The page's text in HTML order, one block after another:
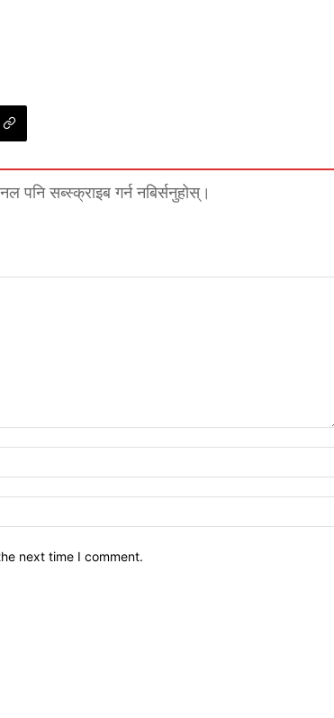
पनि सब्स्क्राइब गर्न नबिर्सनुहोस्।
next time I comment.